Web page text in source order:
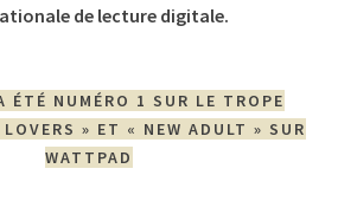
de lecture digitale.
ÉTÉ NUMÉRO 1 SUR LE TROPE
» ET « NEW ADULT » SUR
WATTPAD